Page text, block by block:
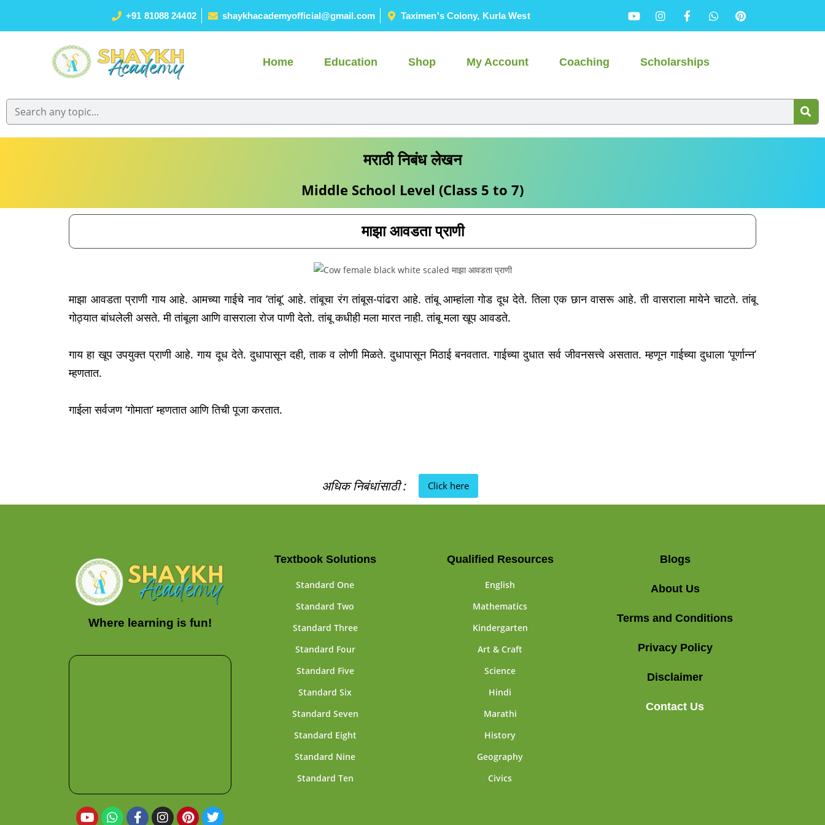
+91 81088 24402 shaykhacademyofficial@gmail.com Taximen's Colony, Kurla West
Home Education Shop My Account Coaching Scholarships
मराठी निबंध लेखन
Middle School Level (Class 5 to 7)
माझा आवडता प्राणी
माझा आवडता प्राणी गाय आहे. आमच्या गाईचे नाव ‘तांबू’ आहे. तांबूचा रंग तांबूस-पांढरा आहे. तांबू आम्हांला गोड दूध देते. तिला एक छान वासरू आहे. ती वासराला मायेने चाटते. तांबू
गोठ्यात बांधलेली असते. मी तांबूला आणि वासराला रोज पाणी देतो. तांबू कधीही मला मारत नाही. तांबू मला खूप आवडते.
गाय हा खूप उपयुक्त प्राणी आहे. गाय दूध देते. दुधापासून दही, ताक व लोणी मिळते. दुधापासून मिठाई बनवतात. गाईच्या दुधात सर्व जीवनसत्त्वे असतात. म्हणून गाईच्या दुधाला ‘पूर्णान्न’
म्हणतात.
गाईला सर्वजण ‘गोमाता’ म्हणतात आणि तिची पूजा करतात.
अधिक निबंधांसाठी : Click here
Where learning is fun!
Textbook Solutions
Standard One
Standard Two
Standard Three
Standard Four
Standard Five
Standard Six
Standard Seven
Standard Eight
Standard Nine
Standard Ten
Qualified Resources
English
Mathematics
Kindergarten
Art & Craft
Science
Hindi
Marathi
History
Geography
Civics
Blogs
About Us
Terms and Conditions
Privacy Policy
Disclaimer
Contact Us